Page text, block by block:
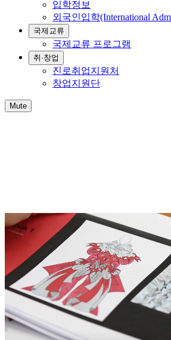
입학정보
외국인입학(International
국제교류
국제교류 프로그램
취·창업
진로취업지원처
창업지원단
Mute